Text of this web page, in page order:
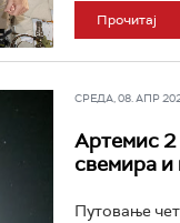
Прочитај
СРЕДА, 08. АПР
Артемис 2
свемира и
Путовање